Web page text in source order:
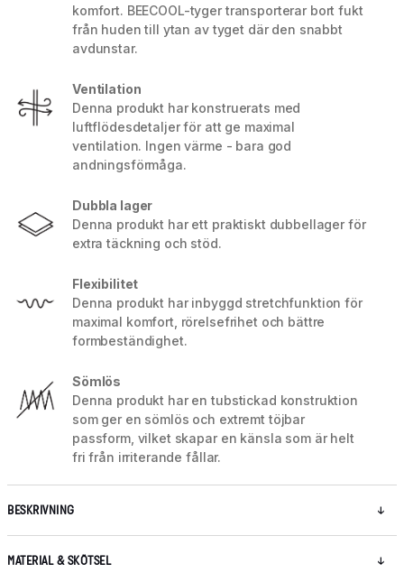
komfort. BEECOOL-tyger transporterar bort fukt
från huden till ytan av tyget där den snabbt
avdunstar.
Ventilation
Denna produkt har konstruerats med
luftflödesdetaljer för att ge maximal
ventilation. Ingen värme - bara god
andningsförmåga.
Dubbla lager
Denna produkt har ett praktiskt dubbellager för
extra täckning och stöd.
Flexibilitet
Denna produkt har inbyggd stretchfunktion för
maximal komfort, rörelsefrihet och bättre
formbeständighet.
Sömlös
Denna produkt har en tubstickad konstruktion
som ger en sömlös och extremt töjbar
passform, vilket skapar en känsla som är helt
fri från irriterande fållar.
BESKRIVNING
MATERIAL & SKÖTSEL